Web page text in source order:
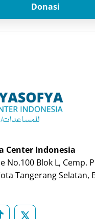
Donasi
Center Indonesia
No.100 Blok L, Cemp.
Tangerang Selatan,